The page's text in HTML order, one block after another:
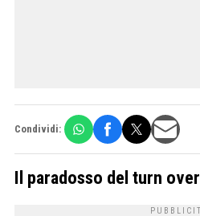
Condividi:
Il paradosso del turn over